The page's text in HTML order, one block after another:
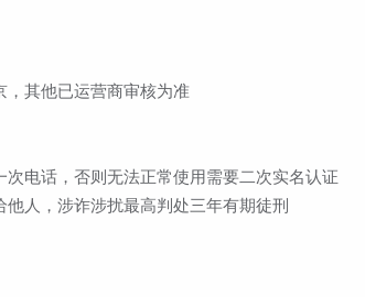
其他已运营商审核为准
电话，否则无法正常使用需要二次实名认证
人，涉诈涉扰最高判处三年有期徒刑